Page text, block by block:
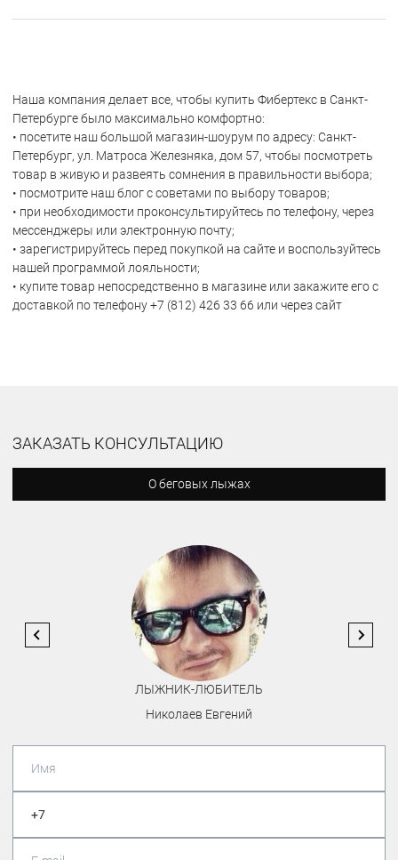
Наша компания делает все, чтобы купить Фибертекс в Санкт-
Петербурге было максимально комфортно:
• посетите наш большой магазин-шоурум по адресу: Санкт-
Петербург, ул. Матроса Железняка, дом 57, чтобы посмотреть
товар в живую и развеять сомнения в правильности выбора;
• посмотрите наш блог с советами по выбору товаров;
• при необходимости проконсультируйтесь по телефону, через
мессенджеры или электронную почту;
• зарегистрируйтесь перед покупкой на сайте и воспользуйтесь
нашей программой лояльности;
• купите товар непосредственно в магазине или закажите его с
доставкой по телефону +7 (812) 426 33 66 или через сайт
ЗАКАЗАТЬ КОНСУЛЬТАЦИЮ
О беговых лыжах
ЛЫЖНИК-ЛЮБИТЕЛЬ
Николаев Евгений